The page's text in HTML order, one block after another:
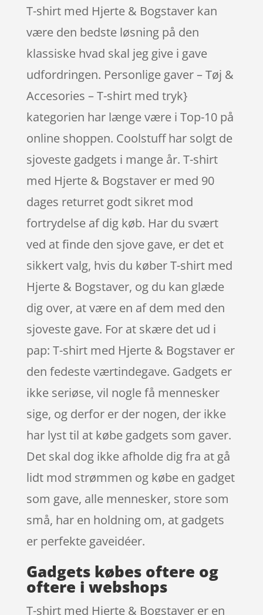
T-shirt med Hjerte & Bogstaver kan
være den bedste løsning på den
klassiske hvad skal jeg give i gave
udfordringen. Personlige gaver – Tøj &
Accesories – T-shirt med tryk}
kategorien har længe være i Top-10 på
online shoppen. Coolstuff har solgt de
sjoveste gadgets i mange år. T-shirt
med Hjerte & Bogstaver er med 90
dages returret godt sikret mod
fortrydelse af dig køb. Har du svært
ved at finde den sjove gave, er det et
sikkert valg, hvis du køber T-shirt med
Hjerte & Bogstaver, og du kan glæde
dig over, at være en af dem med den
sjoveste gave. For at skære det ud i
pap: T-shirt med Hjerte & Bogstaver er
den fedeste værtindegave. Gadgets er
ikke seriøse, vil nogle få mennesker
sige, og derfor er der nogen, der ikke
har lyst til at købe gadgets som gaver.
Det skal dog ikke afholde dig fra at gå
lidt mod strømmen og købe en gadget
som gave, alle mennesker, store som
små, har en holdning om, at gadgets
er perfekte gaveidéer.
Gadgets købes oftere og
oftere i webshops
T-shirt med Hjerte & Bogstaver er en